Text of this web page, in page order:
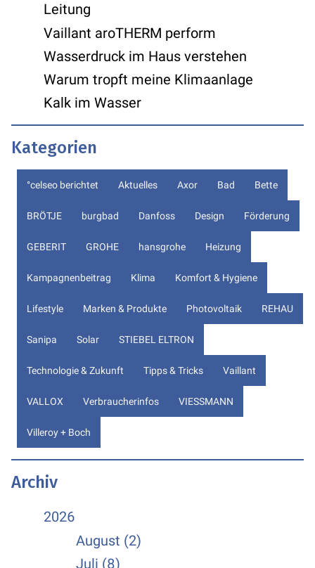
Leitung
Vaillant aroTHERM perform
Wasserdruck im Haus verstehen
Warum tropft meine Klimaanlage
Kalk im Wasser
Kategorien
°celseo berichtet Aktuelles Axor Bad Bette
BRÖTJE burgbad Danfoss Design Förderung
GEBERIT GROHE hansgrohe Heizung
Kampagnenbeitrag Klima Komfort & Hygiene
Lifestyle Marken & Produkte Photovoltaik REHAU
Sanipa Solar STIEBEL ELTRON
Technologie & Zukunft Tipps & Tricks Vaillant
VALLOX Verbraucherinfos VIESSMANN
Villeroy + Boch
Archiv
2026
August (2)
Juli (8)